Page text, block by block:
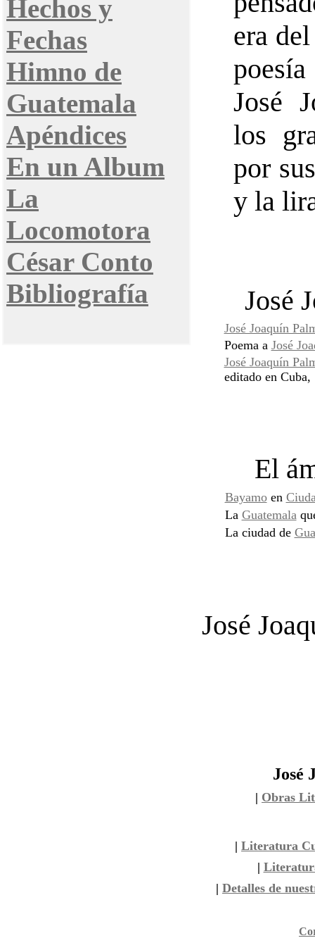
Hechos y
Fechas
Himno de
Guatemala
Apéndices
En un Album
La
Locomotora
César Conto
Bibliografía
era
José
los
por
y la
José
José Joaquín
Poema a José
José Joaquín
editado en Cuba,
El
Bayamoen
La Guatemala
La ciudad de
José
José
| Obras
| Literatura
|
| Detalles de